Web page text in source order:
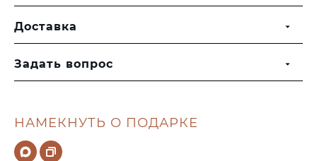
НАМЕКНУТЬ О ПОДАРКЕ
Доставка
Задать вопрос